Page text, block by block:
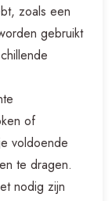
zoals een
gebruikt
of
voldoende
te dragen.
nodig zijn